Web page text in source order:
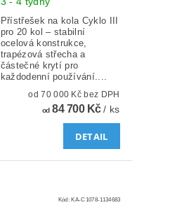
Přístřešek na kola Cyklo III
pro 20 kol – stabilní
ocelová konstrukce,
trapézová střecha a
částečné krytí pro
každodenní používání....
od 70 000 Kč bez DPH
od84 700 Kč/ ks
DETAIL
Kód:KA-C1078-1134683